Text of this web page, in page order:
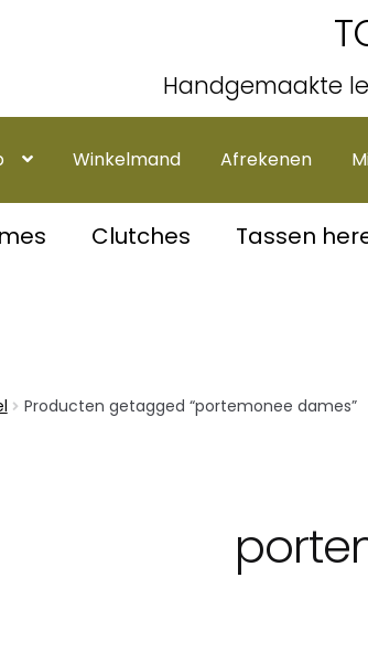
Handgemaakte
Winkelmand Afrekenen
Clutches Tassen
Producten getagged “portemonee dames”